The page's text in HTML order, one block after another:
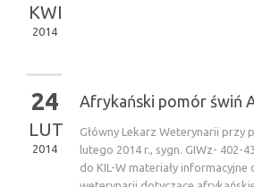
KWI
2014
24
LUT
2014
Afrykański pomór świń
Główny Lekarz Weterynarii przy
lutego 2014 r., sygn. GIWz- 402-
do KIL-W materiały informacyjne